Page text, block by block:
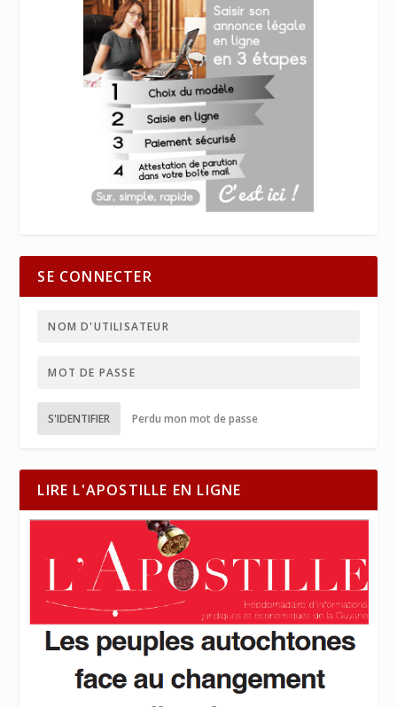
SE CONNECTER
S'IDENTIFIER Perdu mon mot de passe
LIRE L'APOSTILLE EN LIGNE